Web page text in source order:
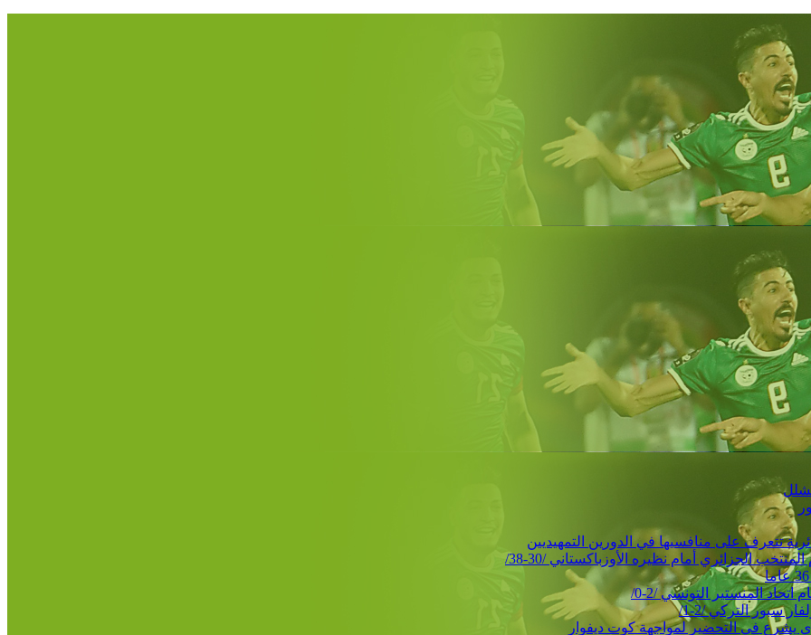
المنستير التونسي /2-0/
سبور التركي /2-1/